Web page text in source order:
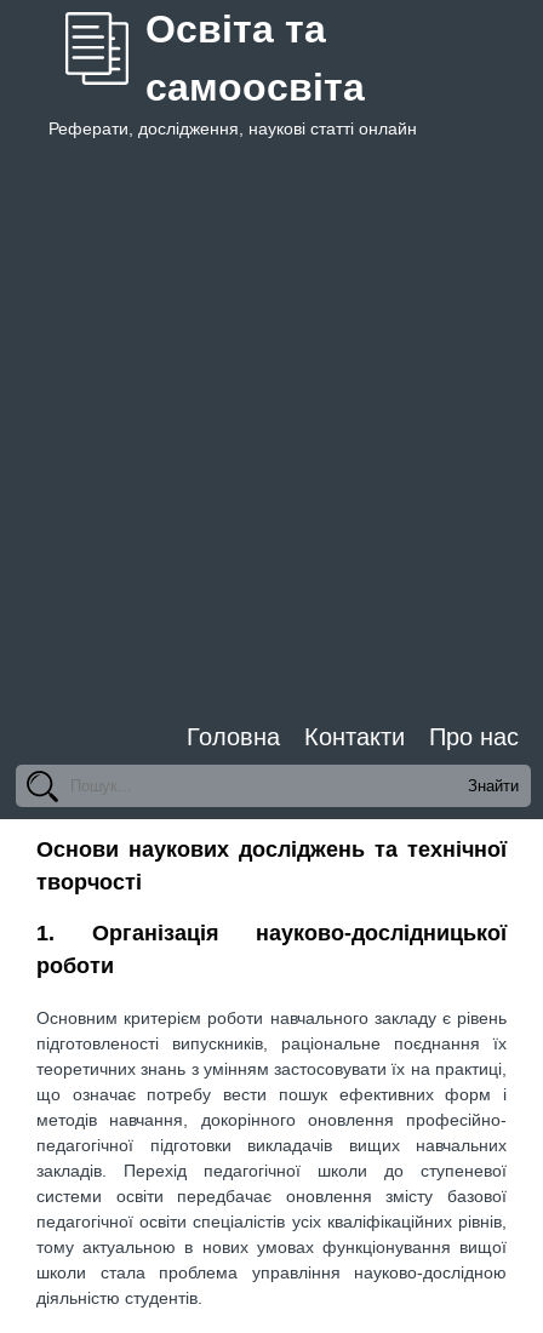
Освіта та
самоосвіта
Реферати, дослідження, наукові статті онлайн
Головна Контакти Про нас
Основи наукових досліджень та технічної
творчості
1. Організація науково-дослідницької
роботи
Основним критерієм роботи навчального закладу є рівень
підготовленості випускників, раціональне поєднання їх
теоретичних знань з умінням застосовувати їх на практиці,
що означає потребу вести пошук ефективних форм і
методів навчання, докорінного оновлення професійно-
педагогічної підготовки викладачів вищих навчальних
закладів. Перехід педагогічної школи до ступеневої
системи освіти передбачає оновлення змісту базової
педагогічної освіти спеціалістів усіх кваліфікаційних рівнів,
тому актуальною в нових умовах функціонування вищої
школи стала проблема управління науково-дослідною
діяльністю студентів.